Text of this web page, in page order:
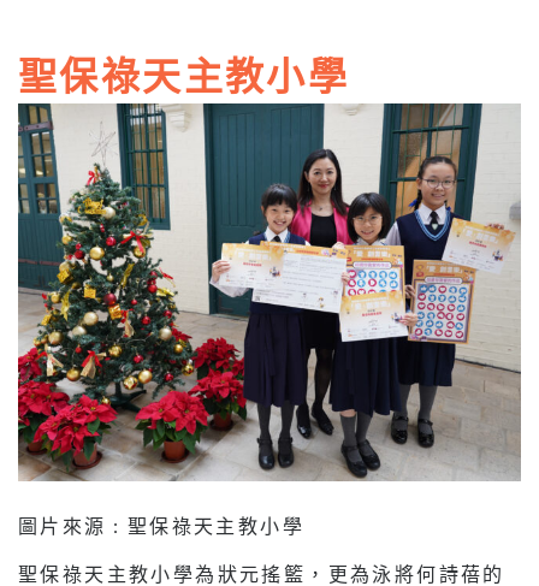
聖保祿天主教小學
圖片來源 : 聖保祿天主教小學
聖保祿天主教小學為狀元搖籃，更為泳將何詩蓓的